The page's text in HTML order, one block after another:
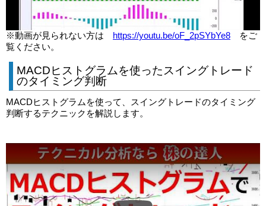
※動画が見られない方は https://youtu.be/oF_2pSYbYe8 をご
覧ください。
MACDヒストグラムを使ったスイングトレード
のタイミング判断
MACDヒストグラムを使って、スイングトレードのタイミング
判断するテクニックを解説します。